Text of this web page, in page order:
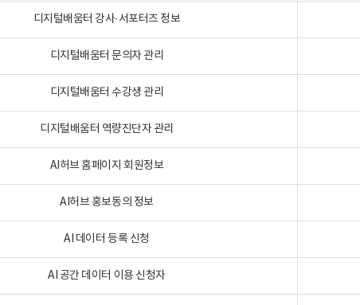
디지털배움터 강사·서포터즈 정보
디지털배움터 문의자 관리
디지털배움터 수강생 관리
디지털배움터 역량진단자 관리
AI허브 홈페이지 회원정보
AI허브 홍보동의 정보
AI 데이터 등록 신청
AI 공간 데이터 이용 신청자